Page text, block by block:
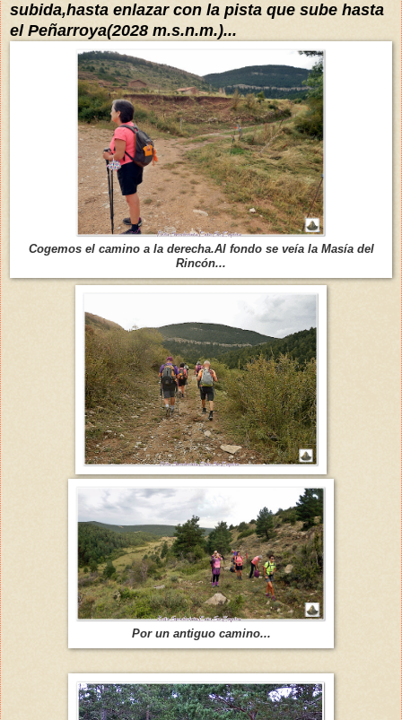
subida,hasta enlazar con la pista que sube hasta
el Peñarroya(2028 m.s.n.m.)...
Cogemos el camino a la derecha.Al fondo se veía la Masía del
Rincón...
Por un antiguo camino...